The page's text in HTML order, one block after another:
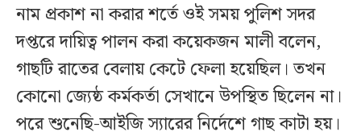
নাম প্রকাশ না করার শর্তে ওই সময় পুলিশ সদর
দপ্তরে দায়িত্ব পালন করা কয়েকজন মালী বলেন,
গাছটি রাতের বেলায় কেটে ফেলা হয়েছিল। তখন
কোনো জ্যেষ্ঠ কর্মকর্তা সেখানে উপস্থিত ছিলেন না।
পরে শুনেছি-আইজি স্যারের নির্দেশে গাছ কাটা হয়।